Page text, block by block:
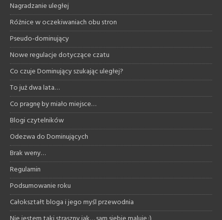
Nagradzanie uległej
Różnice w oczekiwaniach obu stron
Pseudo-dominujący
Nowe regulacje dotyczące czatu
Co czuje Dominujący szukając uległej?
To już dwa lata…
Co pragnę by miało miejsce…
Blogi czytelników
Odezwa do Dominujących
Brak weny…
Regulamin
Podsumowanie roku
Całokształt bloga i jego myśl przewodnia